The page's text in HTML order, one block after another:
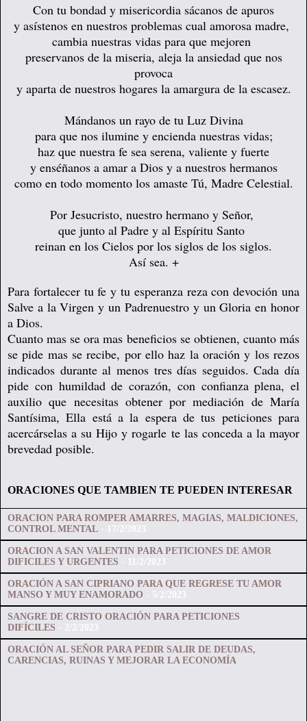
Con tu bondad y misericordia sácanos de apuros
y asístenos en nuestros problemas cual amorosa madre,
cambia nuestras vidas para que mejoren
preservanos de la miseria, aleja la ansiedad que nos
provoca
y aparta de nuestros hogares la amargura de la escasez.
Mándanos un rayo de tu Luz Divina
para que nos ilumine y encienda nuestras vidas;
haz que nuestra fe sea serena, valiente y fuerte
y enséñanos a amar a Dios y a nuestros hermanos
como en todo momento los amaste Tú, Madre Celestial.
Por Jesucristo, nuestro hermano y Señor,
que junto al Padre y al Espíritu Santo
reinan en los Cielos por los siglos de los siglos.
Así sea. +
Para fortalecer tu fe y tu esperanza reza con devoción una
Salve a la Virgen y un Padrenuestro y un Gloria en honor
a Dios.
Cuanto mas se ora mas beneficios se obtienen, cuanto más
se pide mas se recibe, por ello haz la oración y los rezos
indicados durante al menos tres días seguidos. Cada día
pide con humildad de corazón, con confianza plena, el
auxilio que necesitas obtener por mediación de María
Santísima, Ella está a la espera de tus peticiones para
acercárselas a su Hijo y rogarle te las conceda a la mayor
brevedad posible.
ORACIONES QUE TAMBIEN TE PUEDEN INTERESAR
ORACION PARA ROMPER AMARRES, MAGIAS, MALDICIONES,
CONTROL MENTAL - 17/2/2023
ORACION A SAN VALENTIN PARA PETICIONES DE AMOR
DIFICILES Y URGENTES - 11/2/2023
ORACIÓN A SAN CIPRIANO PARA QUE REGRESE TU AMOR
MANSO Y MUY ENAMORADO - 5/2/2023
SANGRE DE CRISTO ORACIÓN PARA PETICIONES
DIFÍCILES - 2/2/2023
ORACIÓN AL SEÑOR PARA PEDIR SALIR DE DEUDAS,
CARENCIAS, RUINAS Y MEJORAR LA ECONOMÍA